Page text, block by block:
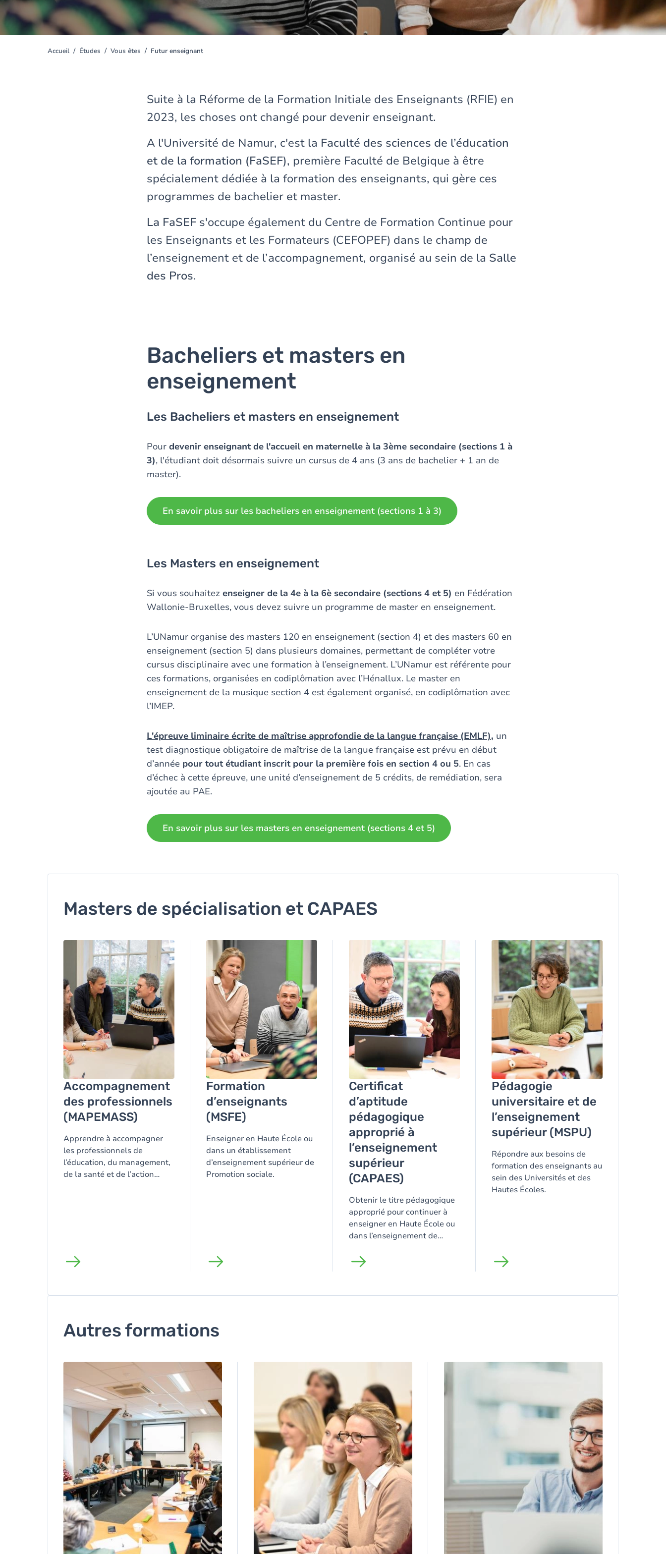
You
Accueil Études Vous êtes Futur enseignant
Suite à la Réforme de la Formation Initiale des Enseignants (RFIE) en
2023, les choses ont changé pour devenir enseignant.
A l'Université de Namur, c'est la Faculté des sciences de l’éducation
et de la formation (FaSEF), première Faculté de Belgique à être
spécialement dédiée à la formation des enseignants, qui gère ces
programmes de bachelier et master.
La FaSEF s'occupe également du Centre de Formation Continue pour
les Enseignants et les Formateurs (CEFOPEF) dans le champ de
l’enseignement et de l’accompagnement, organisé au sein de la Salle
des Pros.
Bacheliers et masters en
enseignement
Les Bacheliers et masters en enseignement
Pour devenir enseignant de l'accueil en maternelle à la 3ème secondaire (sections 1 à
3), l'étudiant doit désormais suivre un cursus de 4 ans (3 ans de bachelier + 1 an de
master).
En savoir plus sur les bacheliers en enseignement (sections 1 à 3)
Les Masters en enseignement
Si vous souhaitez enseigner de la 4e à la 6è secondaire (sections 4 et 5) en Fédération
Wallonie-Bruxelles, vous devez suivre un programme de master en enseignement.
L’UNamur organise des masters 120 en enseignement (section 4) et des masters 60 en
enseignement (section 5) dans plusieurs domaines, permettant de compléter votre
cursus disciplinaire avec une formation à l’enseignement. L’UNamur est référente pour
ces formations, organisées en codiplômation avec l’Hénallux. Le master en
enseignement de la musique section 4 est également organisé, en codiplômation avec
l’IMEP.
L'épreuve liminaire écrite de maîtrise approfondie de la langue française (EMLF), un
test diagnostique obligatoire de maîtrise de la langue française est prévu en début
d’année pour tout étudiant inscrit pour la première fois en section 4 ou 5. En cas
d’échec à cette épreuve, une unité d’enseignement de 5 crédits, de remédiation, sera
ajoutée au PAE.
En savoir plus sur les masters en enseignement (sections 4 et 5)
Masters de spécialisation et CAPAES
Accompagnement
des professionnels
(MAPEMASS)
Apprendre à accompagner
les professionnels de
l’éducation, du management,
de la santé et de l’action
Image
Formation
d’enseignants
(MSFE)
Enseigner en Haute École ou
dans un établissement
d’enseignement supérieur de
Promotion sociale.
Certificat
d’aptitude
pédagogique
approprié à
l’enseignement
supérieur
(CAPAES)
Obtenir le titre pédagogique
approprié pour continuer à
enseigner en Haute École ou
dans l’enseignement de
Image
Pédagogie
universitaire et de
l’enseignement
supérieur (MSPU)
Répondre aux besoins de
formation des enseignants au
sein des Universités et des
Hautes Écoles.
Autres formations